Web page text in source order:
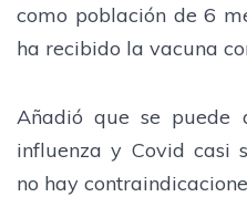
como población de 6
ha recibido la vacuna
Añadió que se
influenza y Covid casi
no hay